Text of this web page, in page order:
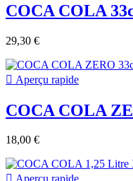
COCA COLA
29,30 €
 Aperçu rapide
COCA COLA
18,00 €